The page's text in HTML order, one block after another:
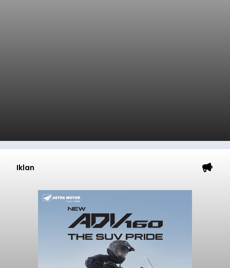
Iklan
DPRD Tabanan Pertanyakan
RDTR Baru Tuntas di 3
Kecamatan